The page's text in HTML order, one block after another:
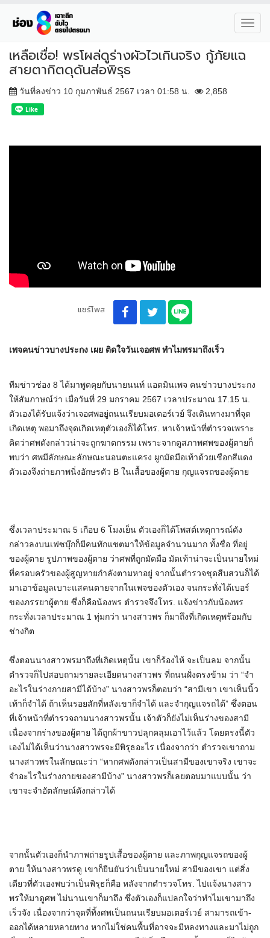
เหลือเชื่อ! พรโผล่ดูร่างผัวไวเกินจริง กู้ภัยแฉ
สายตากิตดุดันส่อพิรุธ
วันที่ลงข่าว 10 กุมภาพันธ์ 2567 เวลา 01:58 น. 2,858
แชร์โพส
เพจคนข่าวบางประกง เผย ติดใจวันเจอศพ ทำไมพรมาถึงเร็ว
ทีมข่าวช่อง 8 ได้มาพูดคุยกับนายนนท์ แอดมินเพจ คนข่าวบางประกง
ให้สัมภาษณ์ว่า เมื่อวันที่ 29 มกราคม 2567 เวลาประมาณ 17.15 น.
ตัวเองได้รับแจ้งว่าเจอศพอยู่ถนนเรียบมอเตอร์เวย์ จึงเดินทางมาที่จุด
เกิดเหตุ พอมาถึงจุดเกิดเหตุตัวเองก็ได้โทร. หาเจ้าหน้าที่ตำรวจเพราะ
คิดว่าศพดังกล่าวน่าจะถูกฆาตกรรม เพราะจากดูสภาพศพของผู้ตายก็
พบว่า ศพมีลักษณะลักษณะนอนตะแครง ผูกมัดมือเท้าด้วยเชือกสีแดง
ตัวเองจึงถ่ายภาพนิ่งอักษรตัว B ในเสื้อของผู้ตาย กุญแจรถของผู้ตาย
ซึ่งเวลาประมาณ 5 เกือบ 6 โมงเย็น ตัวเองก็ได้โพสต์เหตุการณ์ดัง
กล่าวลงบนเฟซบุ๊กก็มีคนทักแชตมาให้ข้อมูลจำนวนมาก ทั้งชื่อ ที่อยู่
ของผู้ตาย รูปภาพของผู้ตาย ว่าศพที่ถูกมัดมือ มัดเท้าน่าจะเป็นนายใหม่
ที่ครอบครัวของผู้สูญหายกำลังตามหาอยู่ จากนั้นตำรวจชุดสืบสวนก็ได้
มาเอาข้อมูลเบาะแสคนตายจากในเพจของตัวเอง จนกระทั่งได้เบอร์
ของภรรยาผู้ตาย ซึ่งก็คือน้องพร ตำรวจจึงโทร. แจ้งข่าวกับน้องพร
กระทั่งเวลาประมาณ 1 ทุ่มกว่า นางสาวพร ก็มาถึงที่เกิดเหตุพร้อมกับ
ช่างกิต
ซึ่งตอนนางสาวพรมาถึงที่เกิดเหตุนั้น เขาก็ร้องไห้ จะเป็นลม จากนั้น
ตำรวจก็ไปสอบถามรายละเอียดนางสาวพร ที่ถนนฝั่งตรงข้าม ว่า “จำ
อะไรในร่างกายสามีได้บ้าง” นางสาวพรก็ตอบว่า “สามีเขา เขาเห็นนิ้ว
เท้าก็จำได้ ถ้าเห็นรอยสักที่หลังเขาก็จำได้ และจำกุญแจรถได้” ซึ่งตอน
ที่เจ้าหน้าที่ตำรวจถามนางสาวพรนั้น เจ้าตัวก็ยังไม่เห็นร่างของสามี
เนื่องจากร่างของผู้ตาย ได้ถูกผ้าขาวปลุกคลุมเอาไว้แล้ว โดยตรงนี้ตัว
เองไม่ได้เห็นว่านางสาวพรจะมีพิรุธอะไร เนื่องจากว่า ตำรวจเขาถาม
นางสาวพรในลักษณะว่า “หากศพดังกล่าวเป็นสามีของเขาจริง เขาจะ
จำอะไรในร่างกายของสามีบ้าง” นางสาวพรก็เลยตอบมาแบบนั้น ว่า
เขาจะจำอัตลักษณ์ดังกล่าวได้
จากนั้นตัวเองก็นำภาพถ่ายรูปเสื้อของผู้ตาย และภาพกุญแจรถของผู้
ตาย ให้นางสาวพรดู เขาก็ยืนยันว่าเป็นนายใหม่ สามีของเขา แต่สิ่ง
เดียวที่ตัวเองพบว่าเป็นพิรุธก็คือ หลังจากตำรวจโทร. ไปแจ้งนางสาว
พรให้มาดูศพ ไม่นานเขาก็มาถึง ซึ่งตัวเองก็แปลกใจว่าทำไมเขามาถึง
เร็วจัง เนื่องจากว่าจุดที่ทิ้งศพเป็นถนนเรียบมอเตอร์เวย์ สามารถเข้า-
ออกได้หลายหลายทาง หากไม่ใช่คนพื้นที่อาจจะมีหลงทางและมาไม่ถูก